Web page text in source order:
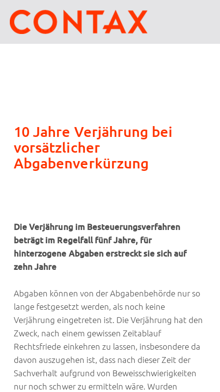
10 Jahre Verjährung bei
vorsätzlicher
Abgabenverkürzung
Die Verjährung im Besteuerungsverfahren
beträgt im Regelfall fünf Jahre, für
hinterzogene Abgaben erstreckt sie sich auf
zehn Jahre
Abgaben können von der Abgabenbehörde nur so
lange festgesetzt werden, als noch keine
Verjährung eingetreten ist. Die Verjährung hat den
Zweck, nach einem gewissen Zeitablauf
Rechtsfriede einkehren zu lassen, insbesondere da
davon auszugehen ist, dass nach dieser Zeit der
Sachverhalt aufgrund von Beweisschwierigkeiten
nur noch schwer zu ermitteln wäre. Wurden